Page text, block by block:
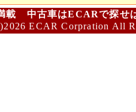
載 中古車はECARで探せ
ECAR Corpration All